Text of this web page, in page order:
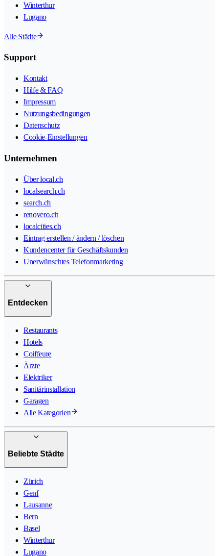
Winterthur
Lugano
Alle Städte
Support
Kontakt
Hilfe & FAQ
Impressum
Nutzungsbedingungen
Datenschutz
Cookie-Einstellungen
Unternehmen
Über local.ch
localsearch.ch
search.ch
renovero.ch
localcities.ch
Eintrag erstellen / ändern / löschen
Kundencenter für Geschäftskunden
Unerwünschtes Telefonmarketing
Entdecken
Restaurants
Hotels
Coiffeure
Ärzte
Elektriker
Sanitärinstallation
Garagen
Alle Kategorien
Beliebte Städte
Zürich
Genf
Lausanne
Bern
Basel
Winterthur
Lugano